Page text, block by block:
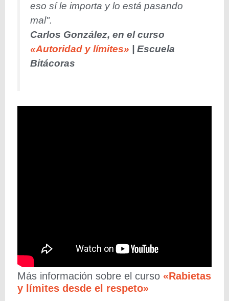
eso sí le importa y lo está pasando
mal".
Carlos González, en el curso
«Autoridad y límites» | Escuela
Bitácoras
Más información sobre el curso «Rabietas
y límites desde el respeto»